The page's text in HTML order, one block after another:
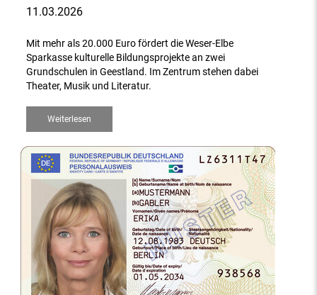
11.03.2026
Mit mehr als 20.000 Euro fördert die Weser-Elbe
Sparkasse kulturelle Bildungsprojekte an zwei
Grundschulen in Geestland. Im Zentrum stehen dabei
Theater, Musik und Literatur.
Weiterlesen